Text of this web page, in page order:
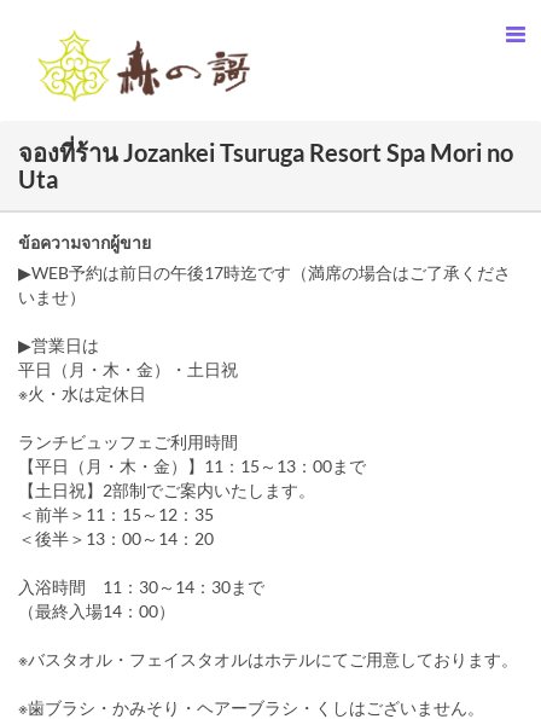
จองที่ร้าน Jozankei Tsuruga Resort Spa Mori no
Uta
ข้อความจากผู้ขาย
▶WEB予約は前日の午後17時迄です（満席の場合はご了承くださ
いませ）
▶営業日は
平日（月・木・金）・土日祝
※火・水は定休日
ランチビュッフェご利用時間
【平日（月・木・金）】11：15～13：00まで
【土日祝】2部制でご案内いたします。
＜前半＞11：15～12：35
＜後半＞13：00～14：20
入浴時間 11：30～14：30まで
（最終入場14：00）
※バスタオル・フェイスタオルはホテルにてご用意しております。
※歯ブラシ・かみそり・ヘアーブラシ・くしはございません。